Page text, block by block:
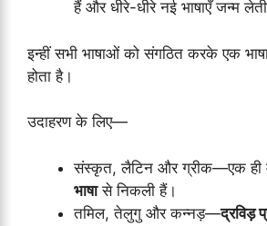
हैं और धीरे-धीरे नई भाषाएँ जन्म
इन्हीं सभी भाषाओं को संगठित करके एक भाषा-
होता है।
उदाहरण के लिए—
संस्कृत, लैटिन और ग्रीक—एक ही
भाषासे निकली हैं।
तमिल, तेलुगु और कन्नड़—द्रविड़